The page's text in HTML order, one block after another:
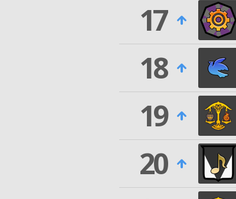
17
18
19
20